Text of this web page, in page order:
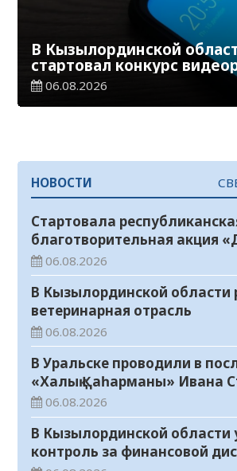
В Кызылординской
стартовал конкурс
семейных ценностях и
06.08.2026
НОВОСТИ
Стартовала
благотворительная акция
школу»
06.08.2026
В Кызылординской области
ветеринарная отрасль
06.08.2026
В Уральске проводили в
«Халық Қаһарманы» Ивана
Гапича
06.08.2026
В Кызылординской области
контроль за финансовой